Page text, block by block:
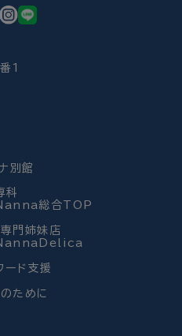
1
別館
科
総合TOP
門姉妹店
ード支援
ために